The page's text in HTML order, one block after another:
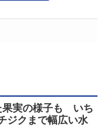
果実の様子も いち
ジクまで幅広い水